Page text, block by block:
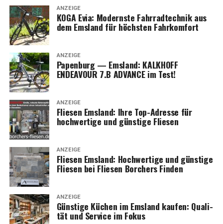
ANZEIGE
KOGA Evia: Moderns­te Fahr­rad­tech­nik aus
dem Ems­land für höchs­ten Fahrkomfort
ANZEIGE
Papen­burg — Ems­land: KALKHOFF
ENDEAVOUR 7.B ADVANCE im Test!
ANZEIGE
Flie­sen Ems­land: Ihre Top-Adres­se für
hoch­wer­ti­ge und güns­ti­ge Fliesen
ANZEIGE
Flie­sen Ems­land: Hoch­wer­ti­ge und güns­ti­ge
Flie­sen bei Flie­sen Bor­chers Finden
ANZEIGE
Güns­ti­ge Küchen im Ems­land kau­fen: Qua­li­
tät und Ser­vice im Fokus